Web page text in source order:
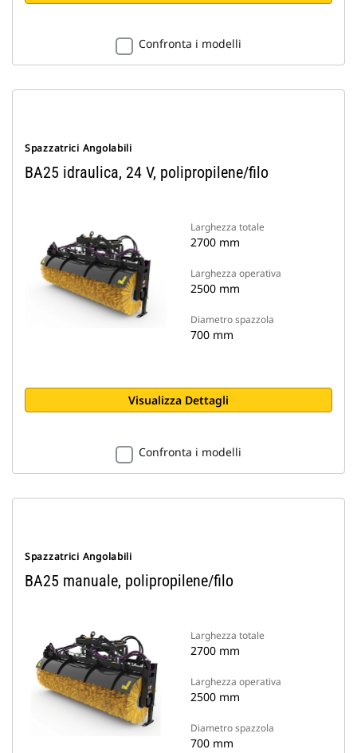
Confronta i modelli
Spazzatrici Angolabili
BA25 idraulica, 24 V, polipropilene/filo
Larghezza totale
2700 mm
Larghezza operativa
2500 mm
Diametro spazzola
700 mm
Visualizza Dettagli
Confronta i modelli
Spazzatrici Angolabili
BA25 manuale, polipropilene/filo
Larghezza totale
2700 mm
Larghezza operativa
2500 mm
Diametro spazzola
700 mm